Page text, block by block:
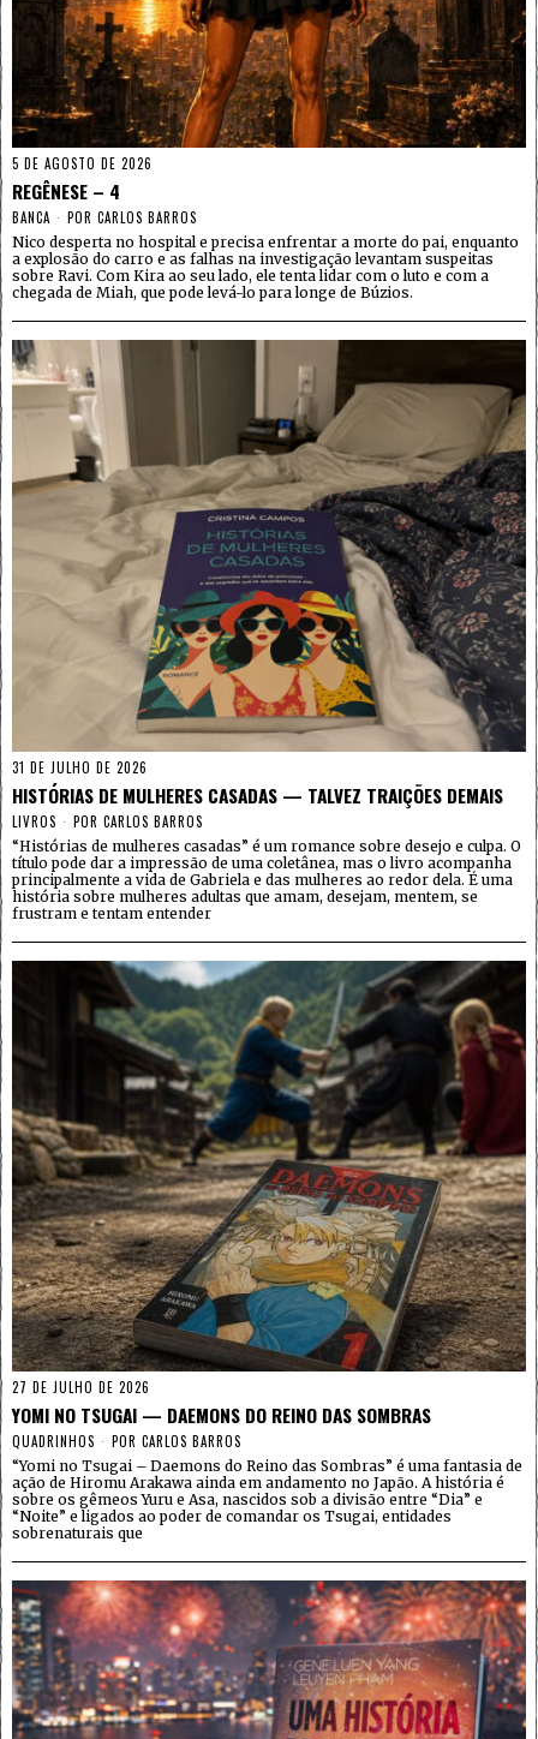
5 DE AGOSTO DE 2026
REGÊNESE – 4
BANCA POR CARLOS BARROS
Nico desperta no hospital e precisa enfrentar a morte do pai, enquanto
a explosão do carro e as falhas na investigação levantam suspeitas
sobre Ravi. Com Kira ao seu lado, ele tenta lidar com o luto e com a
chegada de Miah, que pode levá-lo para longe de Búzios.
31 DE JULHO DE 2026
HISTÓRIAS DE MULHERES CASADAS — TALVEZ TRAIÇÕES DEMAIS
LIVROS POR CARLOS BARROS
“Histórias de mulheres casadas” é um romance sobre desejo e culpa. O
título pode dar a impressão de uma coletânea, mas o livro acompanha
principalmente a vida de Gabriela e das mulheres ao redor dela. É uma
história sobre mulheres adultas que amam, desejam, mentem, se
frustram e tentam entender
27 DE JULHO DE 2026
YOMI NO TSUGAI — DAEMONS DO REINO DAS SOMBRAS
QUADRINHOS POR CARLOS BARROS
“Yomi no Tsugai – Daemons do Reino das Sombras” é uma fantasia de
ação de Hiromu Arakawa ainda em andamento no Japão. A história é
sobre os gêmeos Yuru e Asa, nascidos sob a divisão entre “Dia” e
“Noite” e ligados ao poder de comandar os Tsugai, entidades
sobrenaturais que